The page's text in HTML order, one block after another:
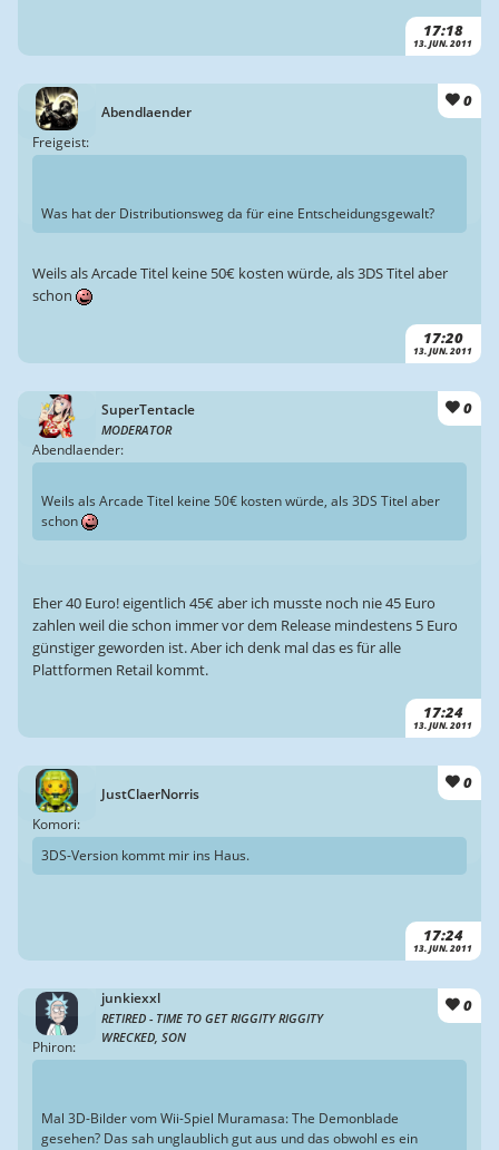
17:18
13. JUN. 2011
Abendlaender
0
17:20
13. JUN. 2011
Freigeist:
Was hat der Distributionsweg da für eine Entscheidungsgewalt?
Weils als Arcade Titel keine 50€ kosten würde, als 3DS Titel aber
schon
SuperTentacle
MODERATOR
0
17:24
13. JUN. 2011
Abendlaender:
Weils als Arcade Titel keine 50€ kosten würde, als 3DS Titel aber
schon
Eher 40 Euro! eigentlich 45€ aber ich musste noch nie 45 Euro
zahlen weil die schon immer vor dem Release mindestens 5 Euro
günstiger geworden ist. Aber ich denk mal das es für alle
Plattformen Retail kommt.
JustClaerNorris
0
17:24
13. JUN. 2011
Komori:
3DS-Version kommt mir ins Haus.
junkiexxl
RETIRED - TIME TO GET RIGGITY RIGGITY
WRECKED, SON
0
Phiron:
Mal 3D-Bilder vom Wii-Spiel Muramasa: The Demonblade
gesehen? Das sah unglaublich gut aus und das obwohl es ein